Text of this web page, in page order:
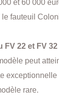
et 60 000
fauteuil
22 et FV 32
peut
rare.